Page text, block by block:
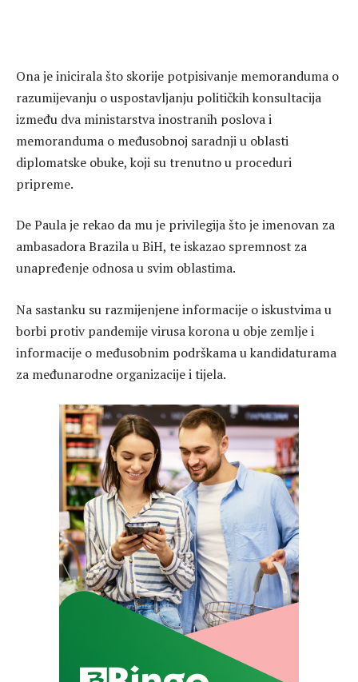
Ona je inicirala što skorije potpisivanje memoranduma o
razumijevanju o uspostavljanju političkih konsultacija
između dva ministarstva inostranih poslova i
memoranduma o međusobnoj saradnji u oblasti
diplomatske obuke, koji su trenutno u proceduri
pripreme.
De Paula je rekao da mu je privilegija što je imenovan za
ambasadora Brazila u BiH, te iskazao spremnost za
unapređenje odnosa u svim oblastima.
Na sastanku su razmijenjene informacije o iskustvima u
borbi protiv pandemije virusa korona u obje zemlje i
informacije o međusobnim podrškama u kandidaturama
za međunarodne organizacije i tijela.